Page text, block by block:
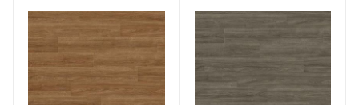
Країна-виробник
Німеччина
Колекція
Tritty 100
Клас зносостійкості